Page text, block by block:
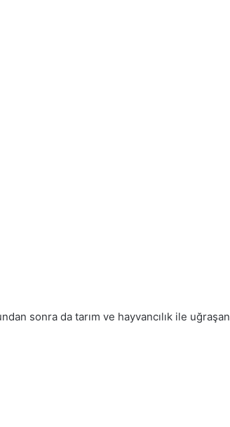
sonra da tarım ve hayvancılık ile uğraşan